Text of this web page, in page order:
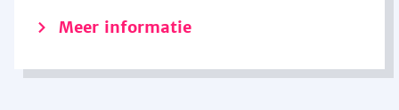
Meer informatie